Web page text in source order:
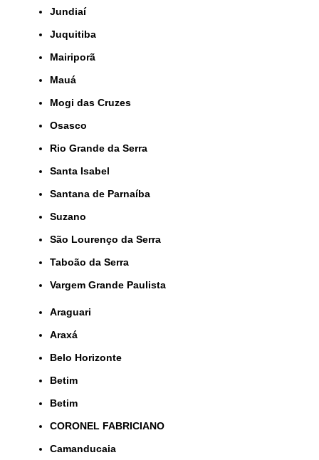
Jundiaí
Juquitiba
Mairiporã
Mauá
Mogi das Cruzes
Osasco
Rio Grande da Serra
Santa Isabel
Santana de Parnaíba
Suzano
São Lourenço da Serra
Taboão da Serra
Vargem Grande Paulista
Araguari
Araxá
Belo Horizonte
Betim
Betim
CORONEL FABRICIANO
Camanducaia